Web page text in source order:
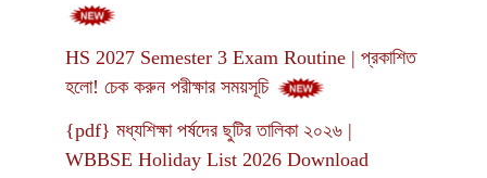
HS 2027 Semester 3 Exam Routine | প্রকাশিত
হলো! চেক করুন পরীক্ষার সময়সূচি
{pdf} মধ্যশিক্ষা পর্ষদের ছুটির তালিকা ২০২৬ |
WBBSE Holiday List 2026 Download